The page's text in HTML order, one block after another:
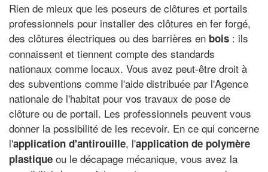
Rien de mieux que les poseurs de clôtures et portails
professionnels pour installer des clôtures en fer forgé,
des clôtures électriques ou des barrières en bois : ils
connaissent et tiennent compte des standards
nationaux comme locaux. Vous avez peut-être droit à
des subventions comme l'aide distribuée par l'Agence
nationale de l'habitat pour vos travaux de pose de
clôture ou de portail. Les professionnels peuvent vous
donner la possibilité de les recevoir. En ce qui concerne
l'application d'antirouille, l'application de polymère
plastique ou le décapage mécanique, vous avez la